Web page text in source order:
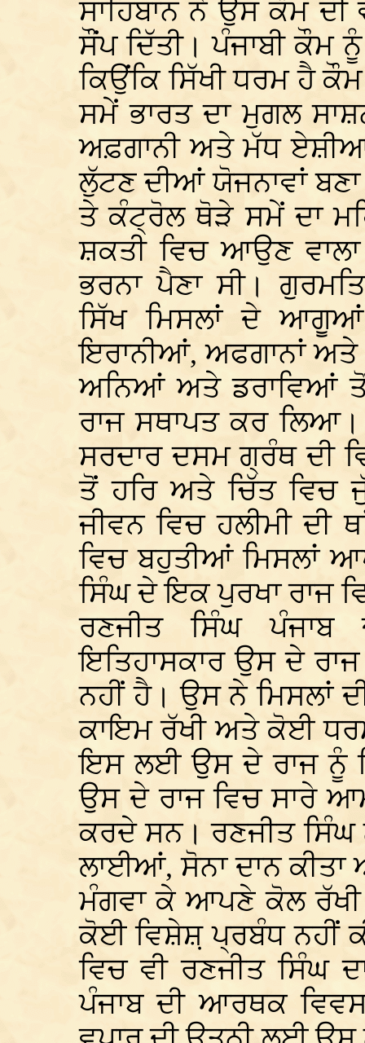
ਸਾਹਿਬਾਨ ਨੇ ਉਸ ਕੌਮ
ਸੌਂਪ ਦਿੱਤੀ। ਪੰਜਾਬੀ ਕੌਮ
ਕਿਉਂਕਿ ਸਿੱਖੀ ਧਰਮ ਹੈ
ਸਮੇਂ ਭਾਰਤ ਦਾ ਮੁਗਲ
ਅਫ਼ਗਾਨੀ ਅਤੇ ਮੱਧ ਏਸ਼ੀਆ
ਲੁੱਟਣ ਦੀਆਂ ਯੋਜਨਾਵਾਂ
ਤੇ ਕੰਟ੍ਰੋਲ ਥੋੜੇ ਸਮੇਂ ਦਾ
ਸ਼ਕਤੀ ਵਿਚ ਆਉਣ
ਭਰਨਾ ਪੈਣਾ ਸੀ।
ਸਿੱਖ ਮਿਸਲਾਂ ਦੇ
ਇਰਾਨੀਆਂ, ਅਫਗਾਨਾਂ
ਅਨਿਆਂ ਅਤੇ ਡਰਾਵਿਆਂ
ਰਾਜ ਸਥਾਪਤ ਕਰ ਲਿਆ।
ਸਰਦਾਰ ਦਸਮ ਗ੍ਰੰਥ ਦੀ
ਤੋਂ ਹਰਿ ਅਤੇ ਚਿੱਤ ਵਿਚ
ਜੀਵਨ ਵਿਚ ਹਲੀਮੀ
ਵਿਚ ਬਹੁਤੀਆਂ ਮਿਸਲਾਂ
ਸਿੰਘ ਦੇ ਇਕ ਪੁਰਖਾ ਰਾਜ
ਰਣਜੀਤ ਸਿੰਘ
ਇਤਿਹਾਸਕਾਰ ਉਸ ਦੇ
ਨਹੀਂ ਹੈ। ਉਸ ਨੇ ਮਿਸਲਾਂ
ਕਾਇਮ ਰੱਖੀ ਅਤੇ ਕੋਈ
ਇਸ ਲਈ ਉਸ ਦੇ ਰਾਜ ਨੂੰ
ਉਸ ਦੇ ਰਾਜ ਵਿਚ ਸਾਰੇ
ਕਰਦੇ ਸਨ। ਰਣਜੀਤ ਸਿੰਘ
ਲਾਈਆਂ, ਸੋਨਾ ਦਾਨ ਕੀਤਾ
ਮੰਗਵਾ ਕੇ ਆਪਣੇ ਕੋਲ
ਕੋਈ ਵਿਸ਼ੇਸ਼਼ ਪ੍ਰਬੰਧ ਨਹੀਂ
ਵਿਚ ਵੀ ਰਣਜੀਤ ਸਿੰਘ
ਪੰਜਾਬ ਦੀ ਆਰਥਕ